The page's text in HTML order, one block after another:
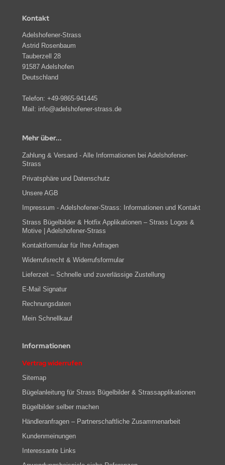
Kontakt
Adelshofener-Strass
Astrid Rosenbaum
Tauberzell 28
91587 Adelshofen
Deutschland
Telefon: +49-9865-941445
Mail: info@adelshofener-strass.de
Mehr über...
Zahlung & Versand - Alle Informationen bei Adelshofener-
Strass
Privatsphäre und Datenschutz
Unsere AGB
Impressum - Adelshofener-Strass: Informationen und Kontakt
Strass Bügelbilder & Hotfix Applikationen – Strass Logos &
Motive | Adelshofener-Strass
Kontaktformular für Ihre Anfragen
Widerrufsrecht & Widerrufsformular
Lieferzeit – Schnelle und zuverlässige Zustellung
E-Mail Signatur
Rechnungsdaten
Mein Schnellkauf
Informationen
Vertrag widerrufen
Sitemap
Bügelanleitung für Strass Bügelbilder & Strassapplikationen
Bügelbilder selber machen
Händleranfragen – Partnerschaftliche Zusammenarbeit
Kundenmeinungen
Interessante Links